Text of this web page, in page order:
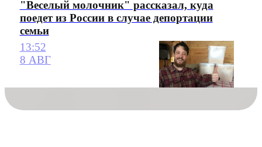
"Веселый молочник" рассказал, куда
поедет из России в случае депортации
семьи
13:52
8 АВГ